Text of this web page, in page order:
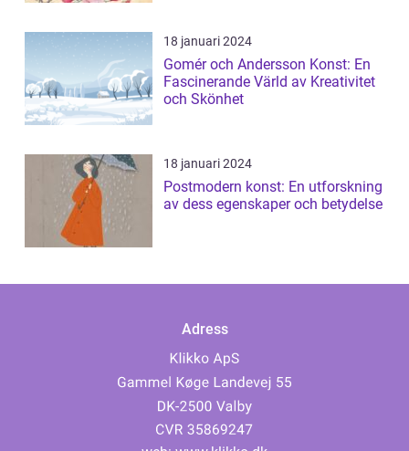
18 januari 2024
Gomér och Andersson Konst: En
Fascinerande Värld av Kreativitet
och Skönhet
18 januari 2024
Postmodern konst: En utforskning
av dess egenskaper och betydelse
Adress